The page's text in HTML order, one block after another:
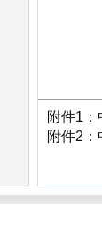
附件1
附件2